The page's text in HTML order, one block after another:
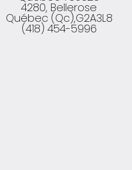
4280, Bellerose
Québec (Qc),G2A3L8
(418) 454-5996